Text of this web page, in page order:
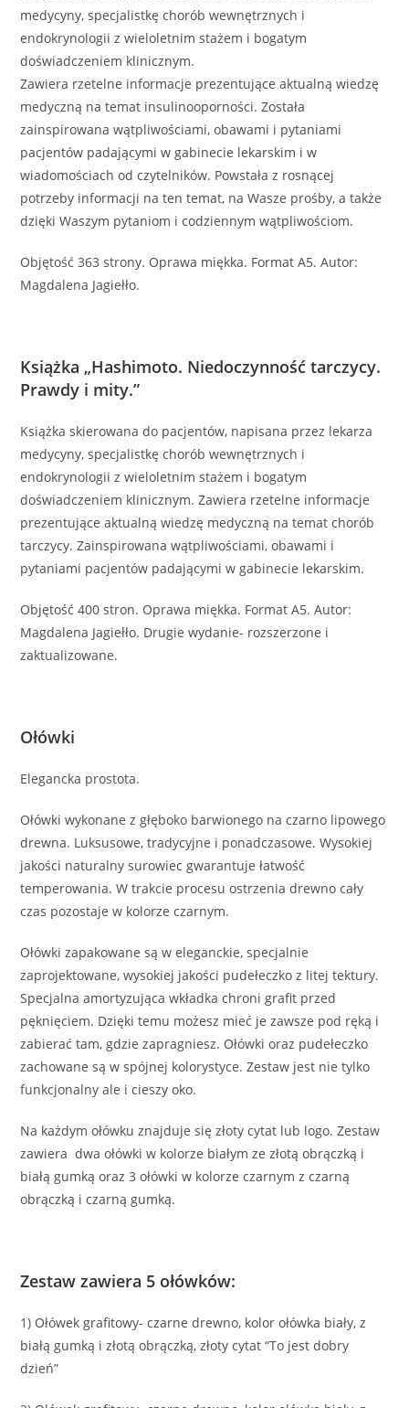
medycyny, specjalistkę chorób wewnętrznych i
endokrynologii z wieloletnim stażem i bogatym
doświadczeniem klinicznym.
Zawiera rzetelne informacje prezentujące aktualną wiedzę
medyczną na temat insulinooporności. Została
zainspirowana wątpliwościami, obawami i pytaniami
pacjentów padającymi w gabinecie lekarskim i w
wiadomościach od czytelników. Powstała z rosnącej
potrzeby informacji na ten temat, na Wasze prośby, a także
dzięki Waszym pytaniom i codziennym wątpliwościom.
Objętość 363 strony. Oprawa miękka. Format A5. Autor:
Magdalena Jagiełło.
Książka „Hashimoto. Niedoczynność tarczycy.
Prawdy i mity.”
Książka skierowana do pacjentów, napisana przez lekarza
medycyny, specjalistkę chorób wewnętrznych i
endokrynologii z wieloletnim stażem i bogatym
doświadczeniem klinicznym. Zawiera rzetelne informacje
prezentujące aktualną wiedzę medyczną na temat chorób
tarczycy. Zainspirowana wątpliwościami, obawami i
pytaniami pacjentów padającymi w gabinecie lekarskim.
Objętość 400 stron. Oprawa miękka. Format A5. Autor:
Magdalena Jagiełło. Drugie wydanie- rozszerzone i
zaktualizowane.
Ołówki
Elegancka prostota.
Ołówki wykonane z głęboko barwionego na czarno lipowego
drewna. Luksusowe, tradycyjne i ponadczasowe. Wysokiej
jakości naturalny surowiec gwarantuje łatwość
temperowania. W trakcie procesu ostrzenia drewno cały
czas pozostaje w kolorze czarnym.
Ołówki zapakowane są w eleganckie, specjalnie
zaprojektowane, wysokiej jakości pudełeczko z litej tektury.
Specjalna amortyzująca wkładka chroni grafit przed
pęknięciem. Dzięki temu możesz mieć je zawsze pod ręką i
zabierać tam, gdzie zapragniesz. Ołówki oraz pudełeczko
zachowane są w spójnej kolorystyce. Zestaw jest nie tylko
funkcjonalny ale i cieszy oko.
Na każdym ołówku znajduje się złoty cytat lub logo. Zestaw
zawiera dwa ołówki w kolorze białym ze złotą obrączką i
białą gumką oraz 3 ołówki w kolorze czarnym z czarną
obrączką i czarną gumką.
Zestaw zawiera 5 ołówków:
1) Ołówek grafitowy- czarne drewno, kolor ołówka biały, z
białą gumką i złotą obrączką, złoty cytat “To jest dobry
dzień”